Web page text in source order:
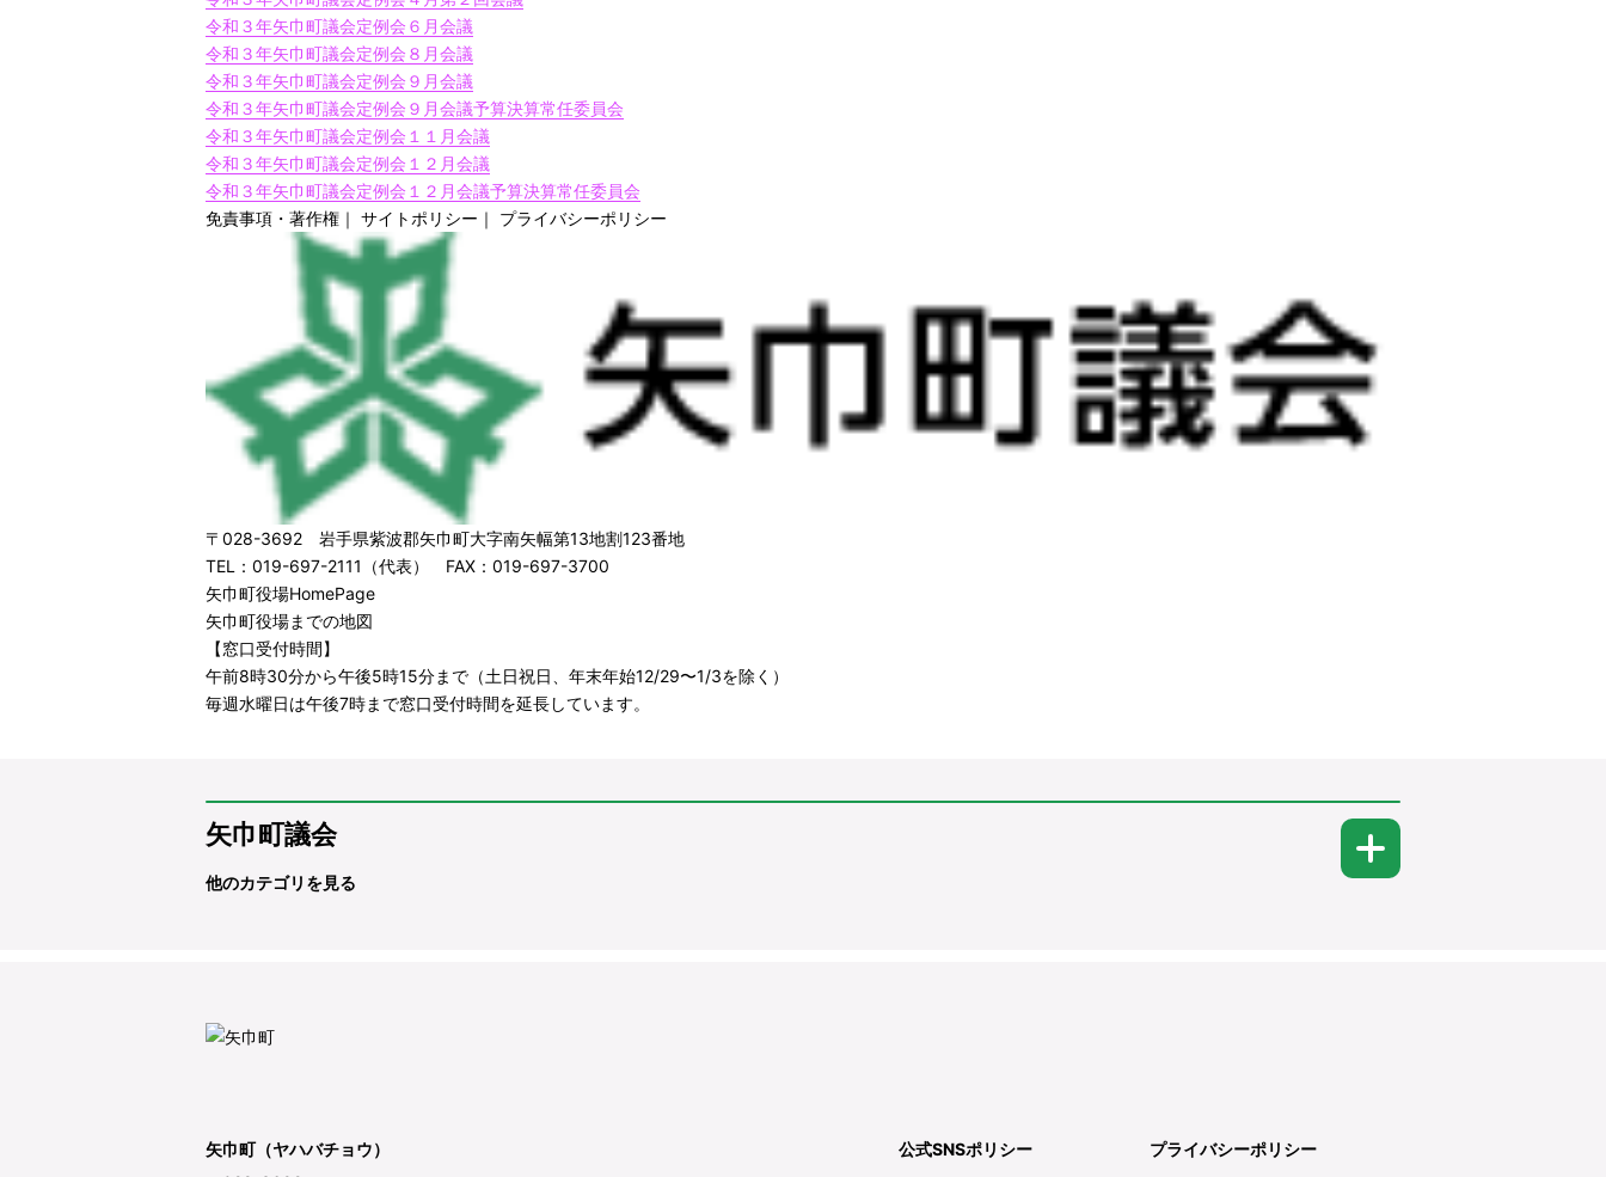
令和３年矢巾町議会定例会６月会議
令和３年矢巾町議会定例会８月会議
令和３年矢巾町議会定例会９月会議
令和３年矢巾町議会定例会９月会議予算決算常任委員会
令和３年矢巾町議会定例会１１月会議
令和３年矢巾町議会定例会１２月会議
令和３年矢巾町議会定例会１２月会議予算決算常任委員会
免責事項・著作権 ｜ サイトポリシー ｜ プライバシーポリシー
〒028-3692 岩手県紫波郡矢巾町大字南矢幅第13地割123番地
TEL：019-697-2111（代表） FAX：019-697-3700
矢巾町役場HomePage
矢巾町役場までの地図
【窓口受付時間】
午前8時30分から午後5時15分まで（土日祝日、年末年始12/29〜1/3を除く）
毎週水曜日は午後7時まで窓口受付時間を延長しています。
矢巾町議会
他のカテゴリを見る
矢巾町（ヤハバチョウ）
公式SNSポリシー プライバシーポリシー